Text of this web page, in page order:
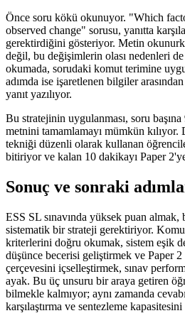
Önce soru kökü okunuyor. "Which
observed change" sorusu, yanıtta
gerektirdiğini gösteriyor. Metin
değil, bu değişimlerin olası nedenleri
okumada, sorudaki komut terimine
adımda ise işaretlenen bilgiler
yanıt yazılıyor.
Bu stratejinin uygulanması, soru
metnini tamamlamayı mümkün
tekniği düzenli olarak kullanan
bitiriyor ve kalan 10 dakikayı Paper
Sonuç ve sonraki
ESS SL sınavında yüksek puan
sistematik bir strateji gerektiriyor.
kriterlerini doğru okumak, sistem eşik
düşünce becerisi geliştirmek ve Paper
çerçevesini içselleştirmek, sınav
ayak. Bu üç unsuru bir araya getiren
bilmekle kalmıyor; aynı zamanda
karşılaştırma ve sentezleme